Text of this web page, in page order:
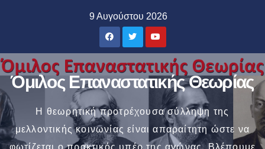
9 Αυγούστου 2026
Όμιλος Επαναστατικής Θεωρίας
Η θεωρητική προτρέχουσα σύλληψη της
μελλοντικής κοινωνίας είναι απαραίτητη ώστε να
φωτίζεται ο πρακτικός υπέρ της αγώνας. Βλέπουμε